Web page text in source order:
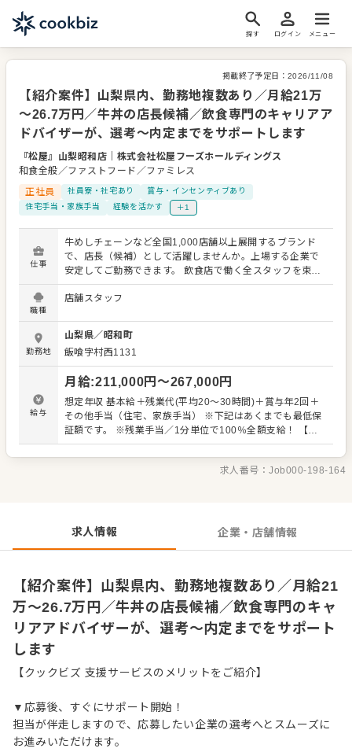
探す ログイン メニュー
掲載終了予定日： 2026/11/08
【紹介案件】山梨県内、勤務地複数あり／月給21万
～26.7万円／牛丼の店長候補／飲食専門のキャリアア
ドバイザーが、選考～内定までをサポートします
『松屋』山梨昭和店
株式会社松屋フーズホールディングス
和食全般／ファストフード／ファミレス
正社員
社員寮・社宅あり
賞与・インセンティブあり
住宅手当・家族手当
経験を活かす ＋1
仕事
牛めしチェーンなど全国1,000店舗以上展開するブランド
で、店長（候補）として活躍しませんか。上場する企業で
安定してご勤務できます。 飲食店で働く全スタッフを束ね
る最高責任者が店長です。接客をはじめとする店舗運営全
般はもちろん、スタッフの育成やマネジメントといった重
の企画など売上に直結するやりがいある業務がメインとな
ります。マネジメント経験を活かし店長（候補）として大
きく飛躍されることを期待しています。 また、全体のオペ
レーション改善や構築もお任せしますので、あなたならで
はのアイデアを積極的に発信してください。 【具体的に
は…】 ・ホール、キッチンの全体管理 ・予約管理、電話対
応 ・接客、サービス全般 ・スタッフへの指示出し、動きの
確認 ・売上管理、発注業務、在庫管理 ・スタッフの育成や
た業務からお任せしますので、徐々に業務の幅を広げてい
きましょう。現店長をはじめ本部スタッフがあなたの成長
独立をめざすなど、店舗運営のノウハウも学べます。
職種
店舗スタッフ
勤務地
山梨県／ 昭和町
飯喰字村西1131
給与
月給:211,000円〜267,000円
想定年収 基本給＋残業代(平均20～30時間)＋賞与年2回＋
その他手当（住宅、家族手当） ※下記はあくまでも最低保
証額です。 ※残業手当／1分単位で100％全額支給！ 【年
収イメージ】 店舗主任（入社1年目）：年収405万円～ 店
長就任後：年収480万円～589万円（賞与 年2回、役職手当
求人番号：Job000-198-164
求人情報 企業・店舗情報
【紹介案件】山梨県内、勤務地複数あり／月給21
万～26.7万円／牛丼の店長候補／飲食専門のキャ
リアアドバイザーが、選考～内定までをサポート
します
【クックビズ 支援サービスのメリットをご紹介】
▼応募後、すぐにサポート開始！
担当が伴走しますので、応募したい企業の選考へとスムーズに
お進みいただけます。